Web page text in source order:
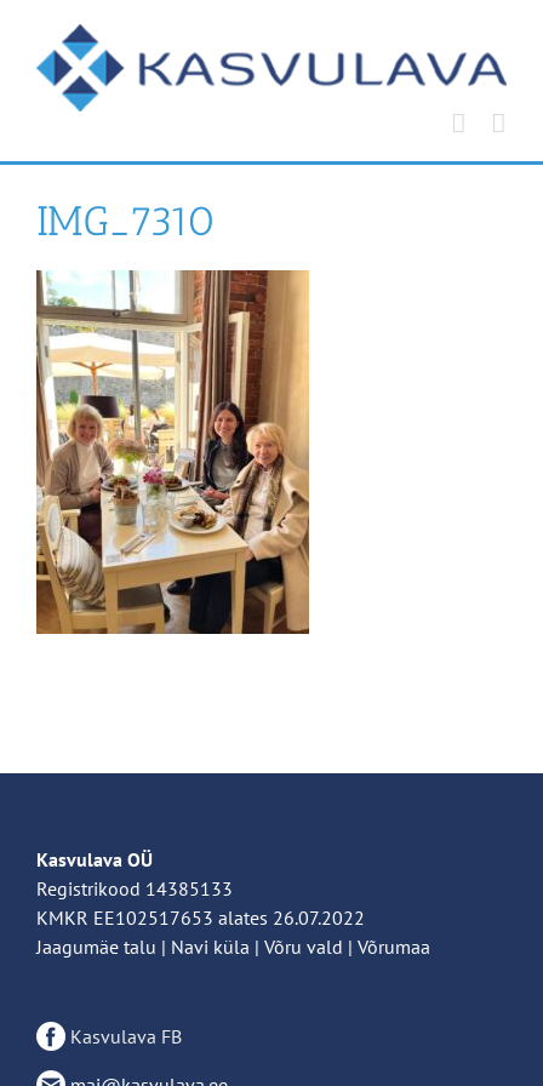
content
IMG_7310
Kasvulava OÜ
Registrikood 14385133
KMKR EE102517653 alates 26.07.2022
Jaagumäe talu | Navi küla | Võru vald | Võrumaa
Kasvulava FB